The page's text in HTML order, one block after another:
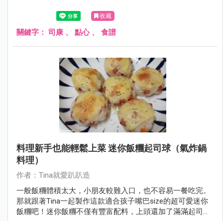
收藏
關鍵字： 司康 、 點心、 食譜
料理新手也能輕鬆上菜 迷你飯糰起司球（氣炸鍋
料理）
作者：Tina就愛趴趴造
一般飯糰體積太大，小朋友較難入口，也不容易一餐吃完。
那就跟著Tina一起製作這款適合孩子嘴巴size的超可愛迷你
飯糰吧！迷你飯糰不僅有豐富配料，上頭還加了滿滿起司，